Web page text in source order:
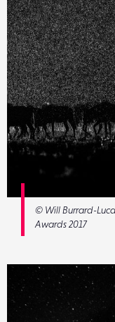
© Will Burrard-
Awards 2017